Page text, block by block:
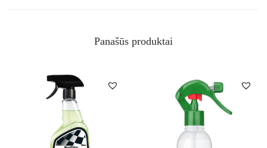
Panašūs produktai